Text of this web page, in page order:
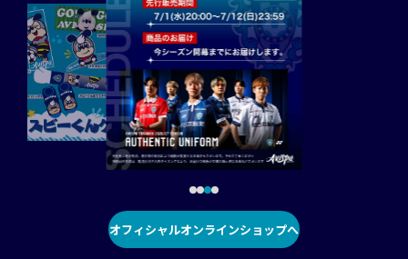
オフィシャルオンラインショップへ